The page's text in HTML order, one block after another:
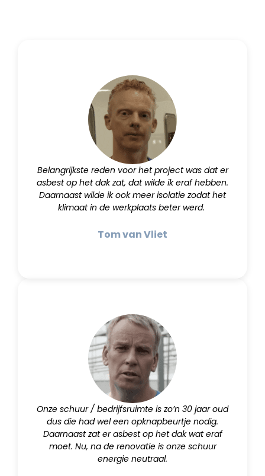
Belangrijkste reden voor het project was dat er
asbest op het dak zat, dat wilde ik eraf hebben.
Daarnaast wilde ik ook meer isolatie zodat het
klimaat in de werkplaats beter werd.
Tom van Vliet
Onze schuur / bedrijfsruimte is zo’n 30 jaar oud
dus die had wel een opknapbeurtje nodig.
Daarnaast zat er asbest op het dak wat eraf
moet. Nu, na de renovatie is onze schuur
energie neutraal.